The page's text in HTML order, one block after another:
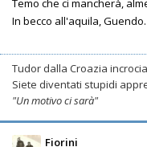
Temo che ci mancherà,
In becco all'aquila, Guendo.
Tudor dalla Croazia
Siete diventati stupidi
"Un motivo ci sarà"
Fiorini